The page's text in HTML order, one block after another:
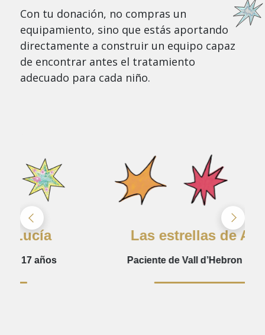
Con tu donación, no compras un
equipamiento, sino que estás aportando
directamente a construir un equipo capaz
de encontrar antes el tratamiento
adecuado para cada niño.
Las estrellas de Ahad
Paciente de Vall d’Hebron | 9 años